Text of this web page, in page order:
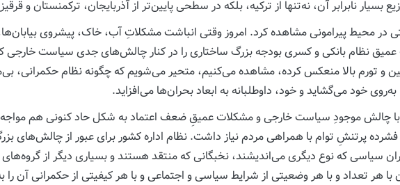
بسیار نابرابر آن، نه‌تنها از ترکیه، بلکه در سطحی پایین‌تر از آذربایجان، ترکمنستان و
در محیط پیرامونی مشاهده کرد. امروز وقتی انباشت مشکلاتِ آب، خاک، پیشروی
نظام بانکی و کسری بودجه بزرگ ساختاری را در کنار چالش‌های جدی سیاست خارجی
و تورم بالا منعکس کرده، مشاهده می‌کنیم، متحیر می‌شویم که چگونه نظام حکمرانی،
خود می‌گشاید و خود، داوطلبانه به ابعاد بحران‌ها می‌افزاید.
چالش موجودِ سیاست خارجی و مشکلات عمیقِ ضعف اعتماد به شکل حاد کنونی هم مواجه
پرتنشِ توام با همراهی مردم نیاز داشت. نظام اداره کشور برای عبور از چالش‌های
سیاسی که نوع دیگری می‌اندیشند، نخبگانی که منتقد هستند و بسیاری دیگر از
هر تعداد و با هر وضعیتی از شرایط سیاسی و اجتماعی و با هر کیفیتی از حکمرانی آن را به